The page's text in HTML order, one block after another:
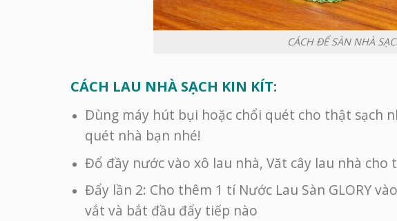
CÁCH ĐỂ SÀN NHÀ
CÁCH LAU NHÀ SẠCH KIN KÍT:
Dùng máy hút bụi hoặc chổi quét cho thật sạch
quét nhà bạn nhé!
Đổ đầy nước vào xô lau nhà, Văt cây lau nhà
Đẩy lần 2: Cho thêm 1 tí Nước Lau Sàn GLORY
vắt và bắt đầu đẩy tiếp nào